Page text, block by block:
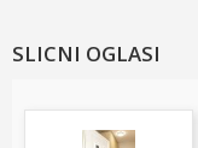
SLICNI OGLASI